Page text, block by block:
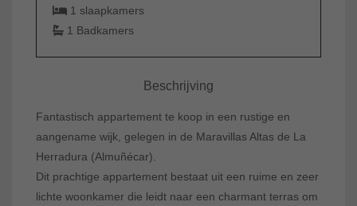
1 slaapkamers
1 Badkamers
Beschrijving
Fantastisch appartement te koop in een rustige en
aangename wijk, gelegen in de Maravillas Altas de La
Herradura (Almuñécar).
Dit prachtige appartement bestaat uit een ruime en zeer
lichte woonkamer die leidt naar een charmant terras om